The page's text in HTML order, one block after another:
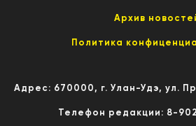
Архив
Политика
Адрес: 670000, г. Улан-Удэ, ул.
Телефон редакции: 8-